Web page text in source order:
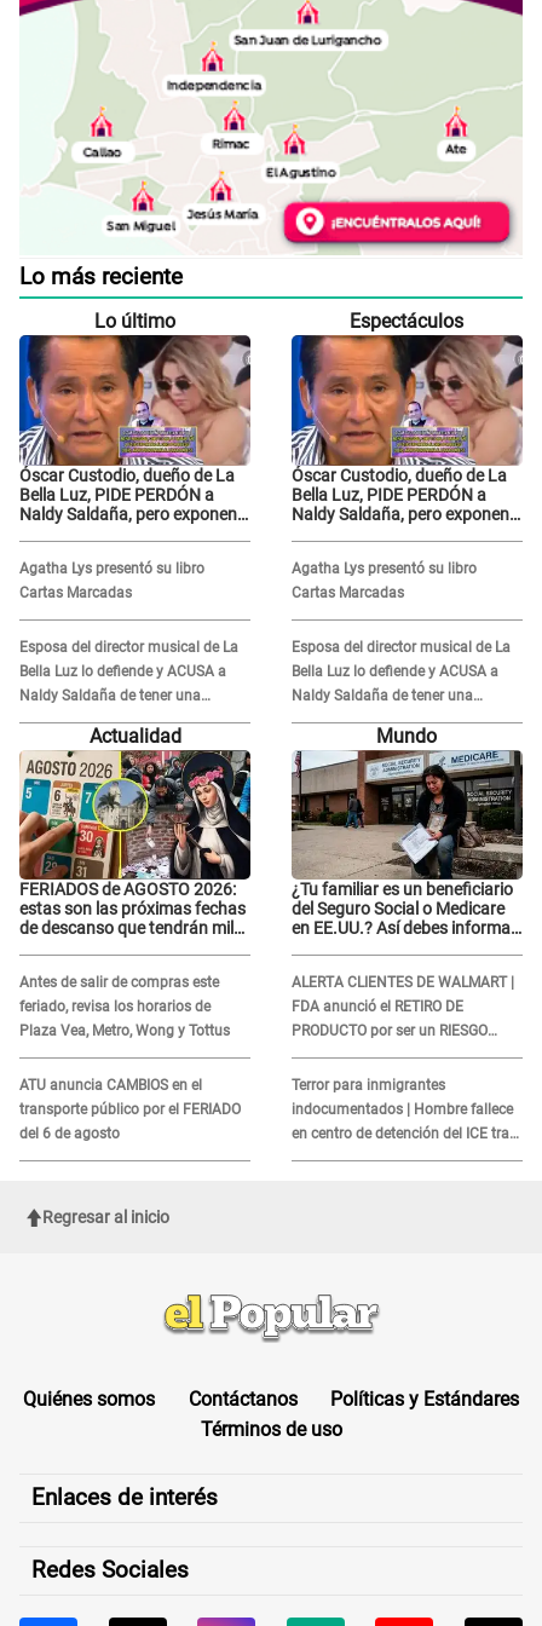
Lo más reciente
Lo último
Óscar Custodio, dueño de La
Bella Luz, PIDE PERDÓN a
Naldy Saldaña, pero exponen
grabar"
Agatha Lys presentó su libro
Cartas Marcadas
Esposa del director musical de La
Bella Luz lo defiende y ACUSA a
Naldy Saldaña de tener una
relación con él y otros integrantes
Espectáculos
Óscar Custodio, dueño de La
Bella Luz, PIDE PERDÓN a
Naldy Saldaña, pero exponen
grabar"
Agatha Lys presentó su libro
Cartas Marcadas
Esposa del director musical de La
Bella Luz lo defiende y ACUSA a
Naldy Saldaña de tener una
relación con él y otros integrantes
Actualidad
FERIADOS de AGOSTO 2026:
estas son las próximas fechas
de descanso que tendrán miles
Antes de salir de compras este
feriado, revisa los horarios de
Plaza Vea, Metro, Wong y Tottus
ATU anuncia CAMBIOS en el
transporte público por el FERIADO
del 6 de agosto
Mundo
¿Tu familiar es un beneficiario
del Seguro Social o Medicare
en EE.UU.? Así debes informar
ALERTA CLIENTES DE WALMART |
FDA anunció el RETIRO DE
PRODUCTO por ser un RIESGO
MORTAL para consumidores: ¿Cuál
es?
Terror para inmigrantes
indocumentados | Hombre fallece
en centro de detención del ICE tras
sufrir una "emergencia médica"
Regresar al inicio
Quiénes somos Contáctanos
Políticas y Estándares
Términos de uso
Enlaces de interés
Redes Sociales